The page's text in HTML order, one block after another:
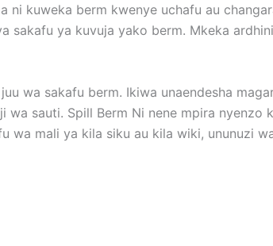
ni kuweka berm kwenye uchafu au
sakafu ya kuvuja yako berm. Mkeka
wa sakafu berm. Ikiwa unaendesha
sauti. Spill Berm Ni nene mpira
wa mali ya kila siku au kila wiki, ununuzi